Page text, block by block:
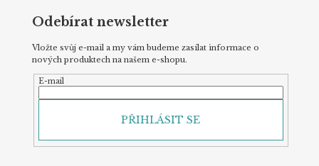
Odebírat newsletter
Vložte svůj e-mail a my vám budeme zasílat informace o
nových produktech na našem e-shopu.
E-mail
PŘIHLÁSIT SE